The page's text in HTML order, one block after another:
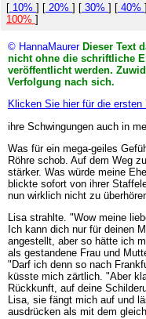
[ 10% ] [ 20% ] [ 30% ] [ 40%
100% ]
© HannaMaurer Dieser Text
nicht ohne die schriftliche
veröffentlicht werden.
Verfolgung nach sich.
Klicken Sie hier für die
ihre Schwingungen auch in
Was für ein mega-geiles
Röhre schob. Auf dem Weg
stärker. Was würde meine
blickte sofort von ihrer
nun wirklich nicht zu
Lisa strahlte. "Wow meine
Ich kann dich nur für deinen
angestellt, aber so hätte ich
als gestandene Frau und
"Darf ich denn so nach
küsste mich zärtlich. "Aber
Rückkunft, auf deine
Lisa, sie fängt mich auf und
ausdrücken als mit dem